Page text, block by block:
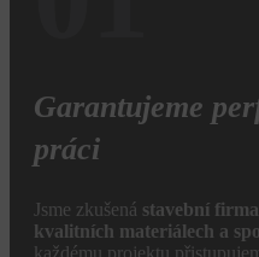
Garantujeme
práci
Jsme zkušená stavební firma
kvalitních materiálech a